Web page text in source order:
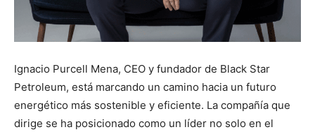
Ignacio Purcell Mena, CEO y fundador de Black Star
Petroleum, está marcando un camino hacia un futuro
energético más sostenible y eficiente. La compañía que
dirige se ha posicionado como un líder no solo en el